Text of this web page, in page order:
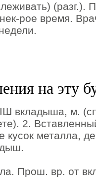
(разг.).
рое время.
на эту
вкладыша, м.
2.
кусок металла,
Прош. вр. от